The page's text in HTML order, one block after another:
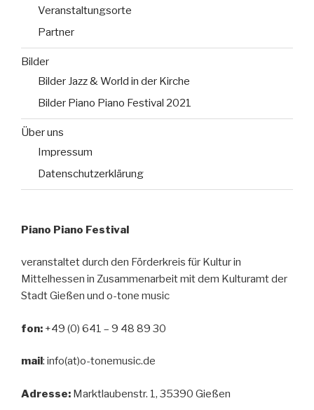
Veranstaltungsorte
Partner
Bilder
Bilder Jazz & World in der Kirche
Bilder Piano Piano Festival 2021
Über uns
Impressum
Datenschutzerklärung
Piano Piano Festival
veranstaltet durch den Förderkreis für Kultur in
Mittelhessen in Zusammenarbeit mit dem Kulturamt der
Stadt Gießen und o-tone music
fon: +49 (0) 641 – 9 48 89 30
mail : info(at)o-tonemusic.de
Adresse: Marktlaubenstr. 1, 35390 Gießen